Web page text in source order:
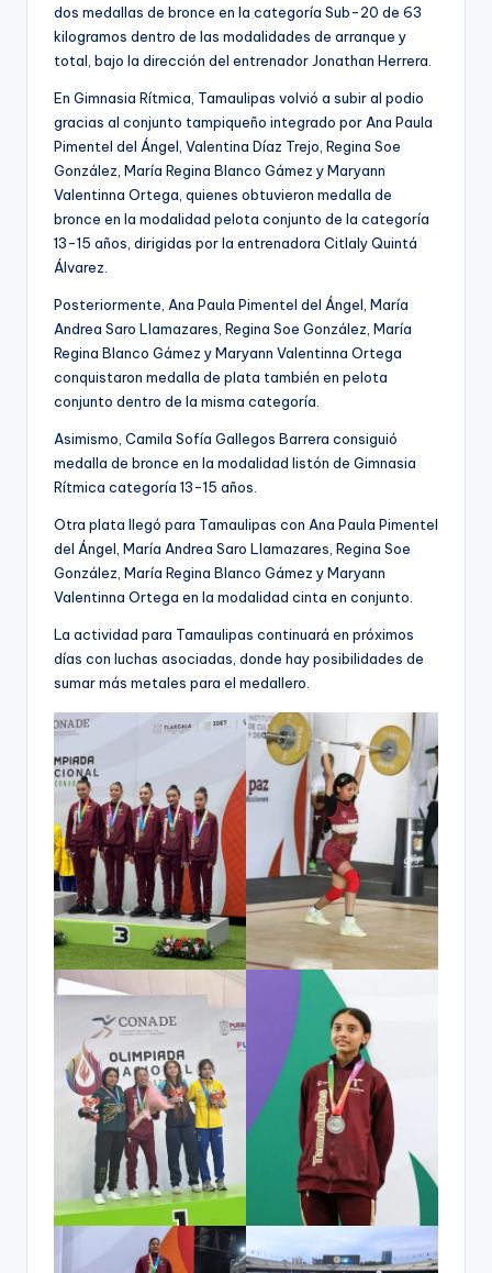
dos medallas de bronce en la categoría Sub-20 de 63
kilogramos dentro de las modalidades de arranque y
total, bajo la dirección del entrenador Jonathan Herrera.
En Gimnasia Rítmica, Tamaulipas volvió a subir al podio
gracias al conjunto tampiqueño integrado por Ana Paula
Pimentel del Ángel, Valentina Díaz Trejo, Regina Soe
González, María Regina Blanco Gámez y Maryann
Valentinna Ortega, quienes obtuvieron medalla de
bronce en la modalidad pelota conjunto de la categoría
13-15 años, dirigidas por la entrenadora Citlaly Quintá
Álvarez.
Posteriormente, Ana Paula Pimentel del Ángel, María
Andrea Saro Llamazares, Regina Soe González, María
Regina Blanco Gámez y Maryann Valentinna Ortega
conquistaron medalla de plata también en pelota
conjunto dentro de la misma categoría.
Asimismo, Camila Sofía Gallegos Barrera consiguió
medalla de bronce en la modalidad listón de Gimnasia
Rítmica categoría 13-15 años.
Otra plata llegó para Tamaulipas con Ana Paula Pimentel
del Ángel, María Andrea Saro Llamazares, Regina Soe
González, María Regina Blanco Gámez y Maryann
Valentinna Ortega en la modalidad cinta en conjunto.
La actividad para Tamaulipas continuará en próximos
días con luchas asociadas, donde hay posibilidades de
sumar más metales para el medallero.